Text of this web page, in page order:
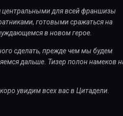
для всей франшизы
готовыми сражаться на
в новом герое.
сделать, прежде чем мы будем
дальше. Тизер полон намеков
увидим всех вас в Цитадели.